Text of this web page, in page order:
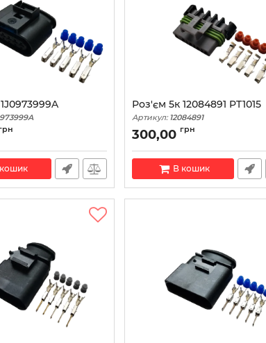
Роз'єм 5к 12084891 PT1015
Артикул: 12084891
300,00 грн
В кошик